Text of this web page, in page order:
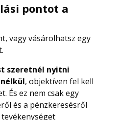
pontot a
vagy vásárolhatsz egy
szeretnél nyitni
, objektíven fel kell
És ez nem csak egy
és a pénzkeresésről